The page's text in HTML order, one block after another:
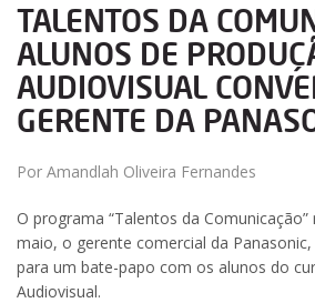
TALENTOS DA
ALUNOS DE
AUDIOVISUAL
GERENTE DA
Por Amandlah Oliveira Fernandes
O programa “Talentos da
maio, o gerente comercial da
para um bate-papo com os alunos do
Audiovisual.